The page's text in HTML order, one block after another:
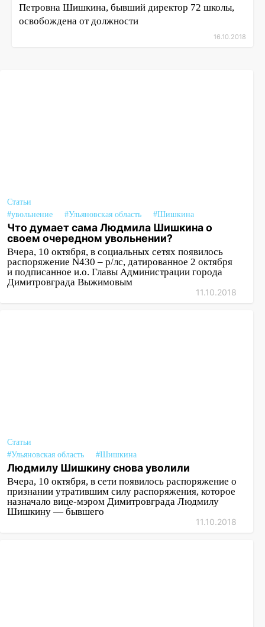
Петровна Шишкина, бывший директор 72 школы,
освобождена от должности
16.10.2018
Статьи
#увольнение
#Ульяновская область #Шишкина
Что думает сама Людмила Шишкина о
своем очередном увольнении?
Вчера, 10 октября, в социальных сетях появилось
распоряжение N430 – р/лс, датированное 2 октября
и подписанное и.о. Главы Администрации города
Димитровграда Выжимовым
11.10.2018
Статьи
#Ульяновская область
#Шишкина
Людмилу Шишкину снова уволили
Вчера, 10 октября, в сети появилось распоряжение о
признании утратившим силу распоряжения, которое
назначало вице-мэром Димитровграда Людмилу
Шишкину — бывшего
11.10.2018